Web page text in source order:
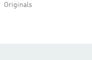
Originals